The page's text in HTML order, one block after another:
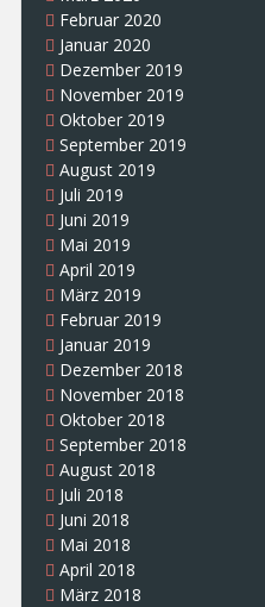
Februar 2020
Januar 2020
Dezember 2019
November 2019
Oktober 2019
September 2019
August 2019
Juli 2019
Juni 2019
Mai 2019
April 2019
März 2019
Februar 2019
Januar 2019
Dezember 2018
November 2018
Oktober 2018
September 2018
August 2018
Juli 2018
Juni 2018
Mai 2018
April 2018
März 2018